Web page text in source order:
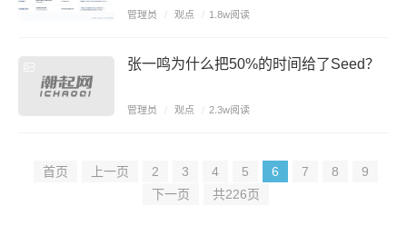
管理员 / 观点 / 1.8w阅读
张一鸣为什么把50%的时间给了Seed？
管理员 / 观点 / 2.3w阅读
首页 上一页 2 3 4 5 6 7 8
9
下一页
共226页